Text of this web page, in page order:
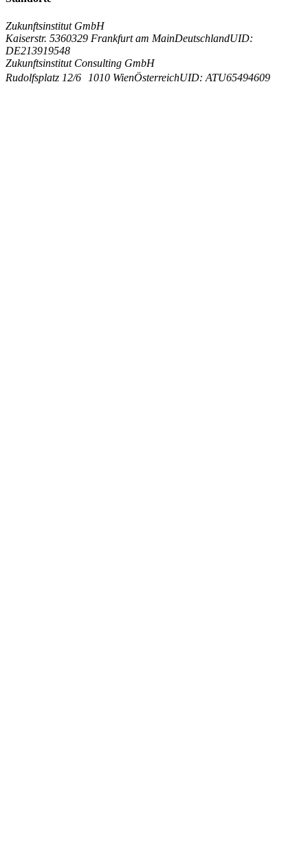
Zukunftsinstitut GmbH
Kaiserstr. 5360329 Frankfurt am MainDeutschlandUID:
DE213919548
Zukunftsinstitut Consulting GmbH
Rudolfsplatz 12/6
1010 WienÖsterreichUID: ATU65494609